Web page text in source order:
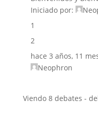
Iniciado por:
1
2
hace 3 años, 11
Neophron
Viendo 8 debates -